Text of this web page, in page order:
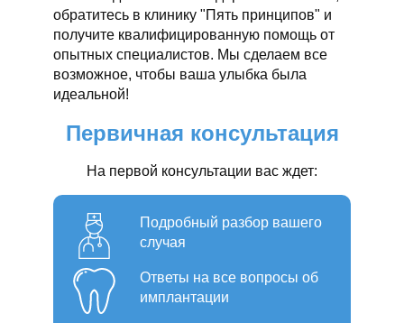
обратитесь в клинику "Пять принципов" и
получите квалифицированную помощь от
опытных специалистов. Мы сделаем все
возможное, чтобы ваша улыбка была
идеальной!
Первичная консультация
На первой консультации вас ждет:
Подробный разбор вашего
случая
Ответы на все вопросы об
имплантации